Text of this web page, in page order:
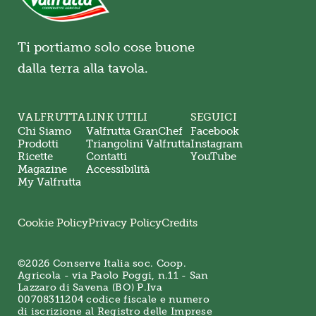
Ti portiamo solo cose buone
dalla terra alla tavola.
VALFRUTTA
Chi Siamo
Prodotti
Ricette
Magazine
My Valfrutta
LINK UTILI
Valfrutta GranChef
Triangolini Valfrutta
Contatti
Accessibilità
SEGUICI
Facebook
Instagram
YouTube
©2026 Conserve Italia soc. Coop.
Agricola - via Paolo Poggi, n.11 - San
Lazzaro di Savena (BO) P.Iva
00708311204 codice fiscale e numero
di iscrizione al Registro delle Imprese
Cookie PolicyPrivacy PolicyCredits